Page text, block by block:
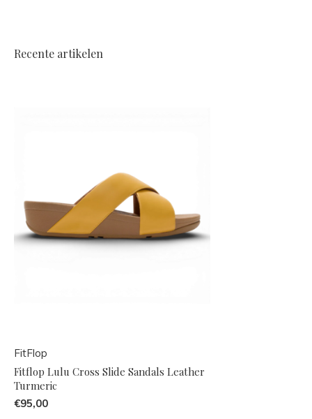
Recente artikelen
FitFlop
Fitflop Lulu Cross Slide Sandals Leather
Turmeric
€95,00